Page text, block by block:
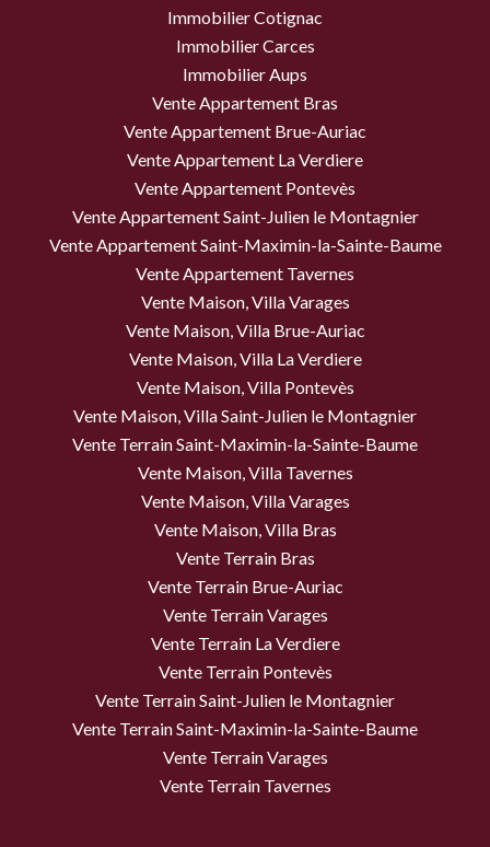
Immobilier Cotignac
Immobilier Carces
Immobilier Aups
Vente Appartement Bras
Vente Appartement Brue-Auriac
Vente Appartement La Verdiere
Vente Appartement Pontevès
Vente Appartement Saint-Julien le Montagnier
Vente Appartement Saint-Maximin-la-Sainte-Baume
Vente Appartement Tavernes
Vente Maison, Villa Varages
Vente Maison, Villa Brue-Auriac
Vente Maison, Villa La Verdiere
Vente Maison, Villa Pontevès
Vente Maison, Villa Saint-Julien le Montagnier
Vente Terrain Saint-Maximin-la-Sainte-Baume
Vente Maison, Villa Tavernes
Vente Maison, Villa Varages
Vente Maison, Villa Bras
Vente Terrain Bras
Vente Terrain Brue-Auriac
Vente Terrain Varages
Vente Terrain La Verdiere
Vente Terrain Pontevès
Vente Terrain Saint-Julien le Montagnier
Vente Terrain Saint-Maximin-la-Sainte-Baume
Vente Terrain Varages
Vente Terrain Tavernes